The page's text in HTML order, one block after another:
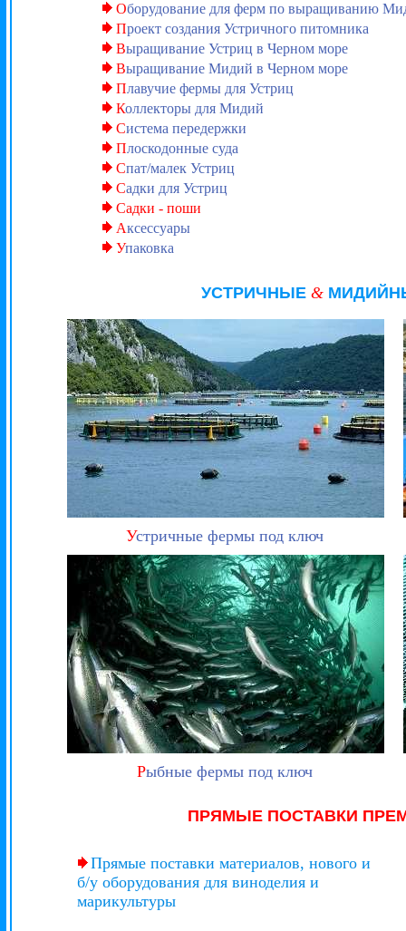
Оборудование для ферм по выращиванию
Проект создания Устричного питомника
Выращивание Устриц в Черном море
Выращивание Мидий в Черном море
Плавучие фермы для Устриц
Коллекторы для Мидий
Система передержки
Плоскодонные суда
Спат/малек Устриц
Садки для Устриц
Садки - поши
Аксессуары
Упаковка
УСТРИЧНЫЕ &
Устричные фермы под ключ
Рыбные фермы под ключ
ПРЯМЫЕ ПОСТАВКИ
Прямые поставки материалов, нового и
б/у оборудования для виноделия и
марикультуры